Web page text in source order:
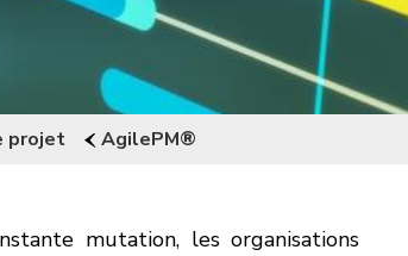
projet AgilePM®
mutation, les organisations